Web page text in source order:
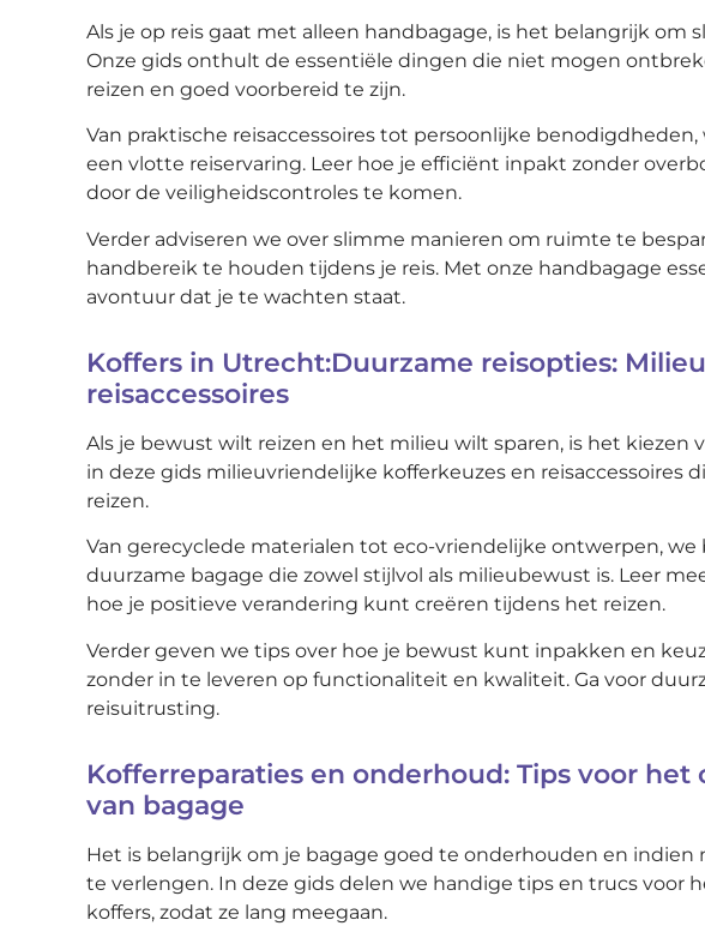
Als je op reis gaat met alleen handbagage, is het belangrijk
Onze gids onthult de essentiële dingen die niet mogen
reizen en goed voorbereid te zijn.
Van praktische reisaccessoires tot persoonlijke
een vlotte reiservaring. Leer hoe je efficiënt inpakt zonder
door de veiligheidscontroles te komen.
Verder adviseren we over slimme manieren om ruimte te
handbereik te houden tijdens je reis. Met onze handbagage
avontuur dat je te wachten staat.
Koffers in Utrecht:Duurzame reisopties:
reisaccessoires
Als je bewust wilt reizen en het milieu wilt sparen, is het kiezen
in deze gids milieuvriendelijke kofferkeuzes en reisaccessoires
reizen.
Van gerecyclede materialen tot eco-vriendelijke ontwerpen,
duurzame bagage die zowel stijlvol als milieubewust is. Leer
hoe je positieve verandering kunt creëren tijdens het reizen.
Verder geven we tips over hoe je bewust kunt inpakken en
zonder in te leveren op functionaliteit en kwaliteit. Ga voor
reisuitrusting.
Kofferreparaties en onderhoud: Tips voor
van bagage
Het is belangrijk om je bagage goed te onderhouden en
te verlengen. In deze gids delen we handige tips en trucs voor
koffers, zodat ze lang meegaan.